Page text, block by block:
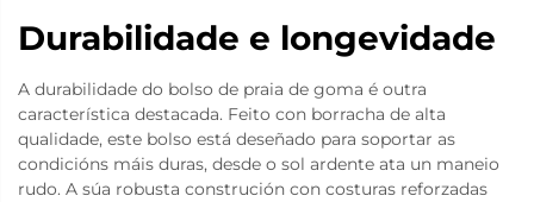
Durabilidade e longevidade
A durabilidade do bolso de praia de goma é outra
característica destacada. Feito con borracha de alta
qualidade, este bolso está deseñado para soportar as
condicións máis duras, desde o sol ardente ata un maneio
rudo. A súa robusta construción con costuras reforzadas